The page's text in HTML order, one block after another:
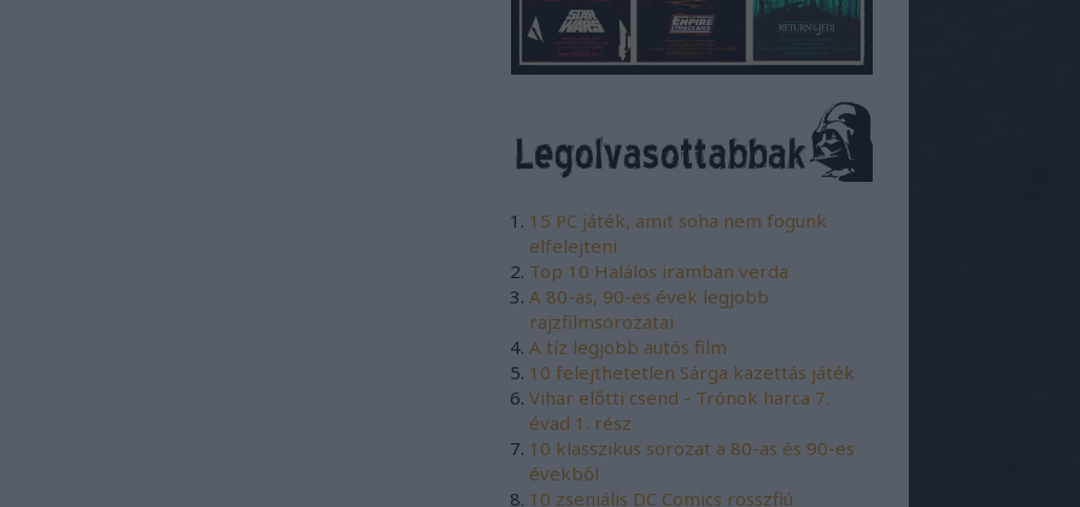
15 PC játék, amit soha nem fogunk
elfelejteni
Top 10 Halálos iramban verda
A 80-as, 90-es évek legjobb
rajzfilmsorozatai
A tíz legjobb autós film
10 felejthetetlen Sárga kazettás játék
Vihar előtti csend - Trónok harca 7.
évad 1. rész
10 klasszikus sorozat a 80-as és 90-es
évekből
10 zseniális DC Comics rosszfiú